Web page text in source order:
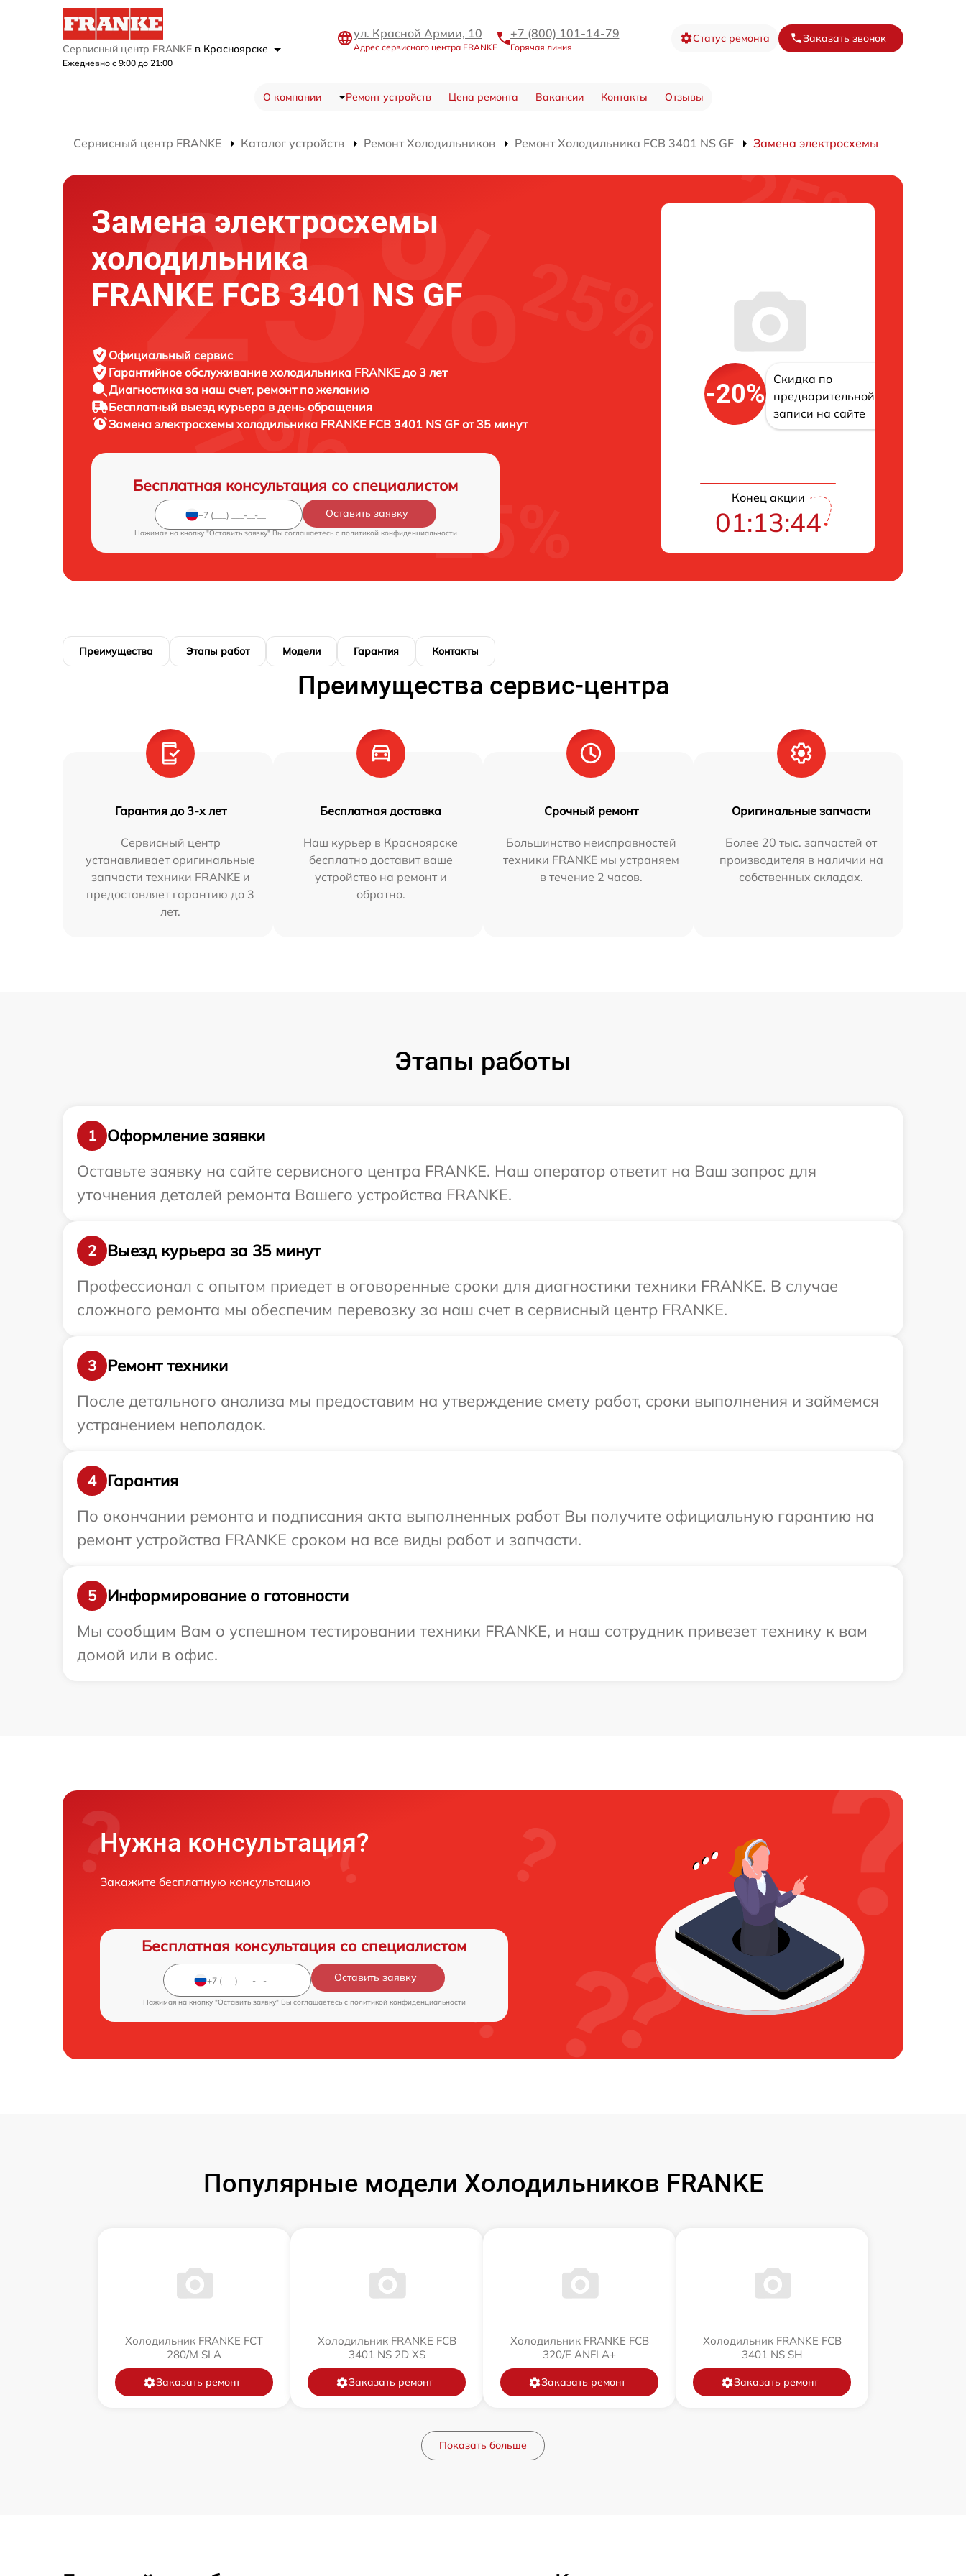
Сервисный центр FRANKE в Красноярске
Ежедневно с 9:00 до 21:00
ул. Красной Армии, 10
Адрес сервисного центра FRANKE
+7 (800) 101-14-79
Горячая линия
Статус ремонта Заказать звонок
О компании Ремонт устройств Цена ремонта Вакансии Контакты Отзывы
Сервисный центр FRANKE Каталог устройств Ремонт Холодильников Ремонт Холодильника FCB 3401 NS GF Замена электросхемы
Замена электросхемы
холодильника
FRANKE FCB 3401 NS GF
Официальный сервис
Гарантийное обслуживание холодильника FRANKE до 3 лет
Диагностика за наш счет, ремонт по желанию
Бесплатный выезд курьера в день обращения
Замена электросхемы холодильника FRANKE FCB 3401 NS GF от 35 минут
Бесплатная консультация со специалистом
Оставить заявку
Нажимая на кнопку "Оставить заявку" Вы соглашаетесь c политикой конфиденциальности
-20%
Скидка по
предварительной
записи на сайте
Конец акции
01:13:43
Преимущества Этапы работ Модели Гарантия Контакты
Преимущества сервис-центра
Гарантия до 3-х лет
Сервисный центр
устанавливает оригинальные
запчасти техники FRANKE и
предоставляет гарантию до 3
лет.
Бесплатная доставка
Наш курьер в Красноярске
бесплатно доставит ваше
устройство на ремонт и
обратно.
Срочный ремонт
Большинство неисправностей
техники FRANKE мы устраняем
в течение 2 часов.
Оригинальные запчасти
Более 20 тыс. запчастей от
производителя в наличии на
собственных складах.
Этапы работы
1
Оформление заявки
Оставьте заявку на сайте сервисного центра FRANKE. Наш оператор ответит на Ваш запрос для
уточнения деталей ремонта Вашего устройства FRANKE.
2
Выезд курьера за 35 минут
Профессионал с опытом приедет в оговоренные сроки для диагностики техники FRANKE. В случае
сложного ремонта мы обеспечим перевозку за наш счет в сервисный центр FRANKE.
3
Ремонт техники
После детального анализа мы предоставим на утверждение смету работ, сроки выполнения и займемся
устранением неполадок.
4
Гарантия
По окончании ремонта и подписания акта выполненных работ Вы получите официальную гарантию на
ремонт устройства FRANKE сроком на все виды работ и запчасти.
5
Информирование о готовности
Мы сообщим Вам о успешном тестировании техники FRANKE, и наш сотрудник привезет технику к вам
домой или в офис.
Нужна консультация?
Закажите бесплатную консультацию
Бесплатная консультация со специалистом
Оставить заявку
Нажимая на кнопку "Оставить заявку" Вы соглашаетесь c политикой конфиденциальности
Популярные модели Холодильников FRANKE
Холодильник FRANKE FCT
280/M SI A
Заказать ремонт
Холодильник FRANKE FCB
3401 NS 2D XS
Заказать ремонт
Холодильник FRANKE FCB
320/E ANFI A+
Заказать ремонт
Холодильник FRANKE FCB
3401 NS SH
Заказать ремонт
Показать больше